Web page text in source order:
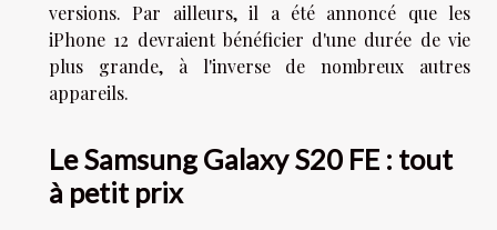
versions. Par ailleurs, il a été annoncé que les
iPhone 12 devraient bénéficier d'une durée de vie
plus grande, à l'inverse de nombreux autres
appareils.
Le Samsung Galaxy S20 FE : tout
à petit prix